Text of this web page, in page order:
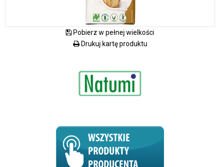
Pobierz w pełnej wielkości
Drukuj kartę produktu